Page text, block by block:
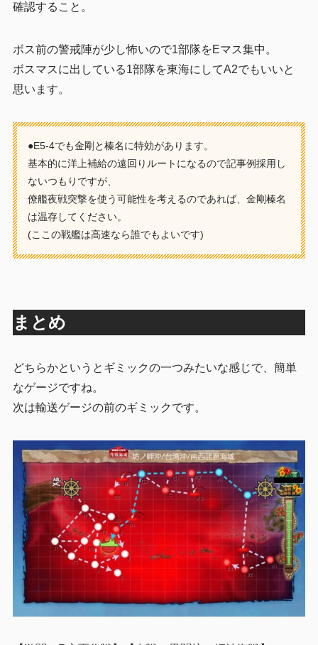
確認すること。
ボス前の警戒陣が少し怖いので1部隊をEマス集中。
ボスマスに出している1部隊を東海にしてA2でもいいと
思います。
●E5-4でも金剛と榛名に特効があります。
基本的に洋上補給の遠回りルートになるので記事例採用し
ないつもりですが、
僚艦夜戦突撃を使う可能性を考えるのであれば、金剛榛名
は温存してください。
(ここの戦艦は高速なら誰でもよいです)
まとめ
どちらかというとギミックの一つみたいな感じで、簡単
なゲージですね。
次は輸送ゲージの前のギミックです。